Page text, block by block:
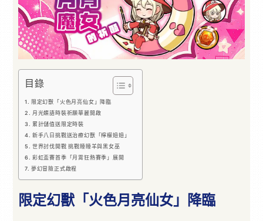
目錄
限定幻獸「火色月亮仙女」降臨
月光蝶語時裝祈願華麗開啟
累計儲值送限定時裝
新手八日挑戰送治療幻獸「檸檬妞妞」
世界討伐開戰 挑戰睡睡羊與黑女巫
彩虹盃賽首季「月霄狂熱賽季」展開
夢幻冒險正式啟程
限定幻獸「火色月亮仙女」降臨